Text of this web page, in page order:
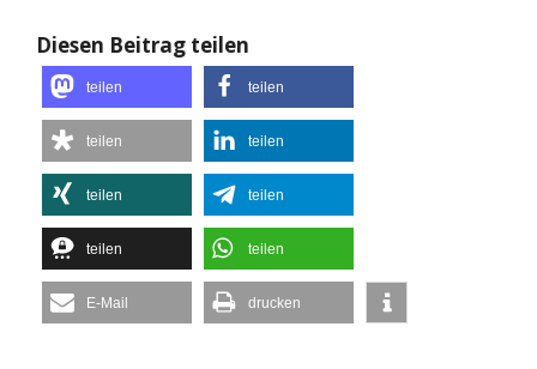
Diesen Beitrag teilen
teilen teilen
teilen teilen
teilen teilen
teilen teilen
E-Mail drucken